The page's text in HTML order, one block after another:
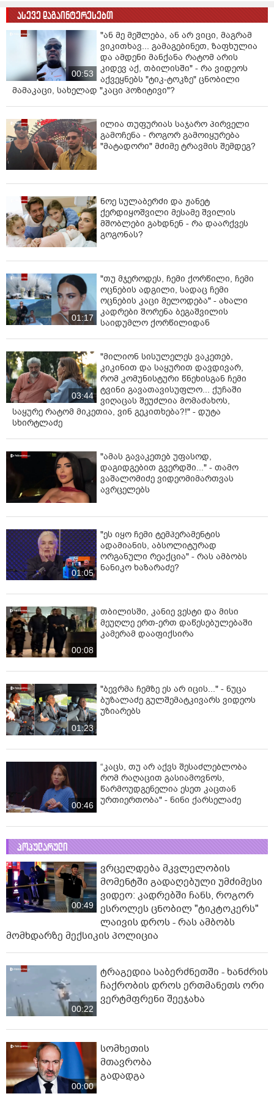
08:06
ვისაუბრებ, ნია იმნაძის ერთ-ერთმა
მეგობარმა გამომიგზავნა..." - ეკა
გიორგი ბარამიძე განცხადებას
ავრცელებს
ასევე დაგაინტერესებთ
00:53
და ამდენი მანქანა რატომ არის
კიდევ აქ, თბილისში" - რა ვიდეოს
აქვეყნებს "ტიკ-ტოკზე" ცნობილი
მამაკაცი, სახელად "კაცი პოზიტივი"?
გამოჩენა - როგორ გამოიყურება
"მატადორი" მძიმე ტრავმის შემდეგ?
ქერდიყოშვილი მესამე შვილის
მშობლები გახდნენ - რა დაარქვეს
გოგონას?
01:17
კადრები შორენა ბეგაშვილის
საიდუმლო ქორწილიდან
03:44
ტვინი გავათავისუფლო... ქუჩაში
ვიღაცას შეუძლია მომაძახოს,
საყურე რატომ მიკეთია, ვინ გეკითხება?!" - დუტა
სხირტლაძე
დაგიდგებით გვერდში..." - თამო
ვაშალომიძე ვიდეომიმართვას
ავრცელებს
01:05
ადამიანის, აბსოლიტურად
ორგანული რეაქცია" - რას ამბობს
ნანიკო ხაზარაძე?
00:08
მეუღლე ერთ-ერთ დაწესებულებაში
კამერამ დააფიქსირა
01:23
უზიარებს
“კაცს, თუ არ აქვს შესაძლებლობა
რომ რაღაცით გასიამოვნოს,
წარმოუდგენელია ესეთ კაცთან
ურთიერთობა" - ნინი ქარსელაძე
პოპულარული
00:49
მომენტში გადაღებული უმძიმესი
ესროლეს ცნობილ "ტიკტოკერს"
ლაივის დროს - რას ამბობს
მომხდარზე მექსიკის პოლიცია